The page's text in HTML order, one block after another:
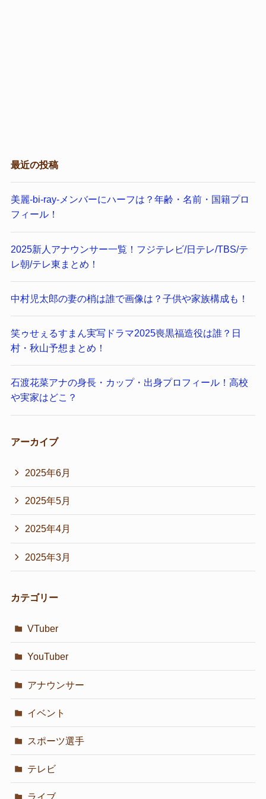
最近の投稿
美麗-bi-ray-メンバーにハーフは？年齢・名前・国籍プロ
フィール！
2025新人アナウンサー一覧！フジテレビ/日テレ/TBS/テ
レ朝/テレ東まとめ！
中村児太郎の妻の梢は誰で画像は？子供や家族構成も！
笑ゥせぇるすまん実写ドラマ2025喪黒福造役は誰？日
村・秋山予想まとめ！
石渡花菜アナの身長・カップ・出身プロフィール！高校
や実家はどこ？
アーカイブ
2025年6月
2025年5月
2025年4月
2025年3月
カテゴリー
VTuber
YouTuber
アナウンサー
イベント
スポーツ選手
テレビ
ライブ